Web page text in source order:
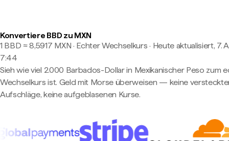
Konvertiere BBD zu MXN
1 BBD ≈ 8,5917 MXN · Echter Wechselkurs · Heute aktualisiert, 7.
7:44
Sieh wie viel 2.000 Barbados-Dollar in Mexikanischer Peso zum
Wechselkurs ist. Geld mit Morse überweisen — keine
Aufschläge, keine aufgeblasenen Kurse.